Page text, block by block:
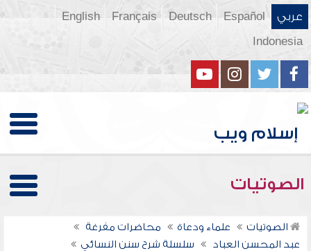
عربي Español
Deutsch
Français
English
Indonesia
الصوتيات
الصوتيات علماء ودعاة
محاضرات مفرغة
عبد المحسن العباد
سلسلة شرح سنن النسائي